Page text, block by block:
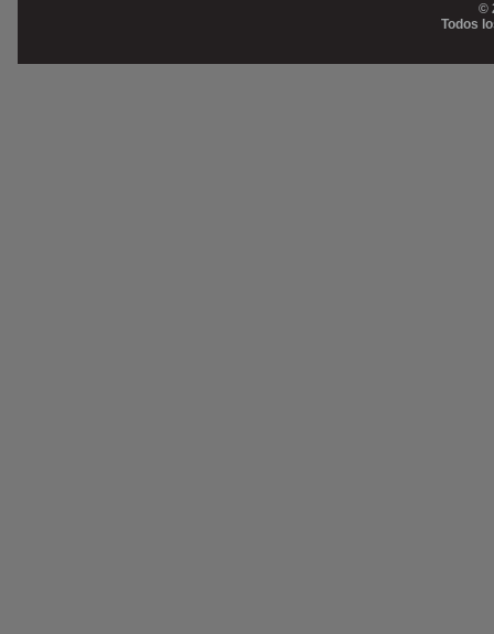
©
Todos